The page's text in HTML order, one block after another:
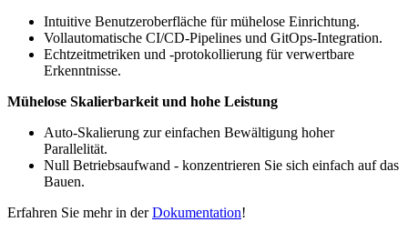
Intuitive Benutzeroberfläche für mühelose Einrichtung.
Vollautomatische CI/CD-Pipelines und GitOps-Integration.
Echtzeitmetriken und -protokollierung für verwertbare
Erkenntnisse.
Mühelose Skalierbarkeit und hohe Leistung
Auto-Skalierung zur einfachen Bewältigung hoher
Parallelität.
Null Betriebsaufwand - konzentrieren Sie sich einfach auf das
Bauen.
Erfahren Sie mehr in derDokumentation!